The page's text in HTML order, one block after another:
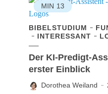
MIN 13
BIBELSTUDIUM
INTERESSANT
Der KI-Predigt-
erster Einblick
Dorothea Weiland